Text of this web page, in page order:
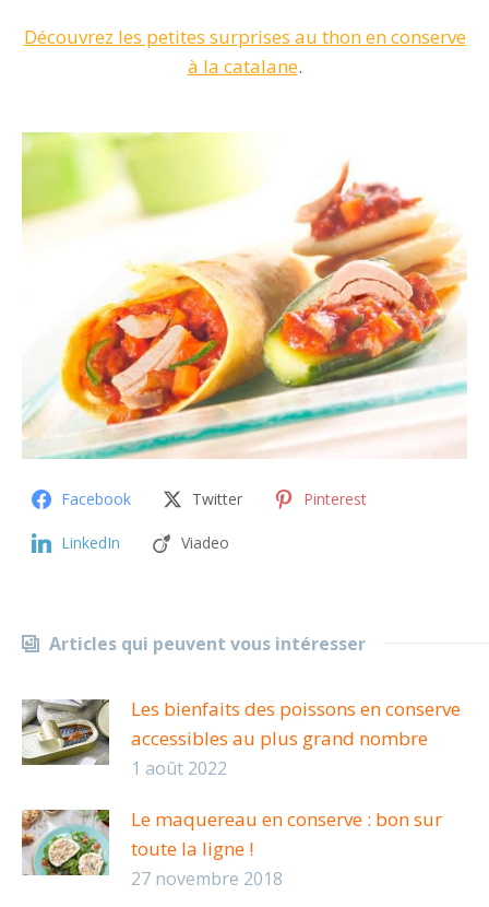
Découvrez les petites surprises au thon en conserve
à la catalane.
Facebook Twitter Pinterest
LinkedIn Viadeo
Articles qui peuvent vous intéresser
Les bienfaits des poissons en conserve
accessibles au plus grand nombre
1 août 2022
Le maquereau en conserve : bon sur
toute la ligne !
27 novembre 2018